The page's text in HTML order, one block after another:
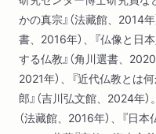
ず」の悟り／進化論の宗教
３ 『新宗教論』
明治の「新仏教」／無宗教
か／霊魂は実在せず「無我
明する／ケーラスからの多
かの真宗』（法藏館、2014
書、2016年）、『仏像と日
する仏教』（角川選書、2020
2021年）、『近代仏教とは
郎』（吉川弘文館、2024年
（法藏館、2016年）、『日